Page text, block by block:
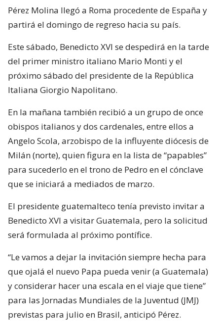
Pérez Molina llegó a Roma procedente de España y
partirá el domingo de regreso hacia su país.
Este sábado, Benedicto XVI se despedirá en la tarde
del primer ministro italiano Mario Monti y el
próximo sábado del presidente de la República
Italiana Giorgio Napolitano.
En la mañana también recibió a un grupo de once
obispos italianos y dos cardenales, entre ellos a
Angelo Scola, arzobispo de la influyente diócesis de
Milán (norte), quien figura en la lista de “papables”
para sucederlo en el trono de Pedro en el cónclave
que se iniciará a mediados de marzo.
El presidente guatemalteco tenía previsto invitar a
Benedicto XVI a visitar Guatemala, pero la solicitud
será formulada al próximo pontífice.
“Le vamos a dejar la invitación siempre hecha para
que ojalá el nuevo Papa pueda venir (a Guatemala)
y considerar hacer una escala en el viaje que tiene”
para las Jornadas Mundiales de la Juventud (JMJ)
previstas para julio en Brasil, anticipó Pérez.